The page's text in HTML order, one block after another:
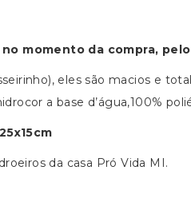
momento da compra,
eles são macios e
a base d’água,100%
25x15cm
da casa Pró Vida MI.